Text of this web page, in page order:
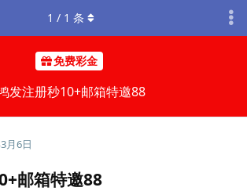
免费彩金
发注册秒10+邮箱特邀88
1 / 1 条
月6日
邮箱特邀88